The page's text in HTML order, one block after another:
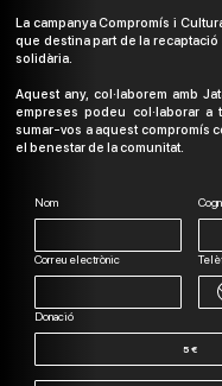
La campanya Compromís i
que destina part de la
solidària.
Aquest any, col·laborem amb
empreses podeu col·laborar
sumar-vos a aquest compromís
el benestar de la comunitat.
Nom
Correu electrònic
Donació
5 €